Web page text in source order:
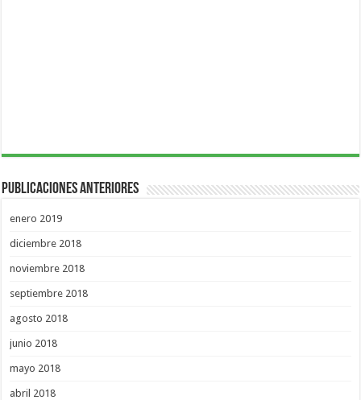
Publicaciones Anteriores
enero 2019
diciembre 2018
noviembre 2018
septiembre 2018
agosto 2018
junio 2018
mayo 2018
abril 2018